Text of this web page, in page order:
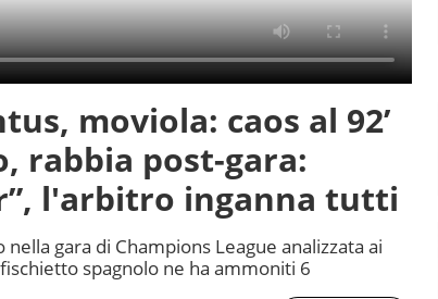
moviola: caos al 92’
rabbia post-gara:
l'arbitro inganna tutti
gara di Champions League analizzata ai
spagnolo ne ha ammoniti 6